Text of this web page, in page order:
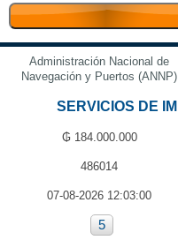
Administración Nacional de
Navegación y Puertos (ANNP)
SERVICIOS DE
₲ 184.000.000
486014
07-08-2026 12:03:00
5